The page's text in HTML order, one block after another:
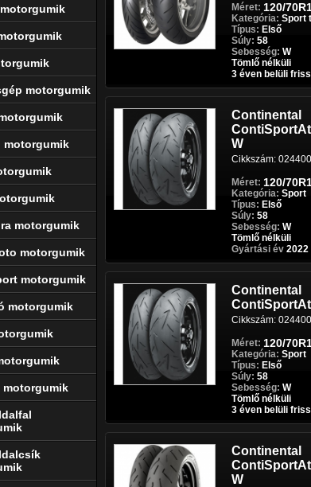
Méret: 120/
Kategória: Sport
Típus: Első
Súly: 58
Sebesség: W
Tömlő nélküli
3 éven belüli
Continental
W
Cikkszám:
Méret: 120/
Kategória: Sport
Típus: Első
Súly: 58
Sebesség: W
Tömlő nélküli
Gyártási év 2022
Continental
Cikkszám:
Méret: 120/
Kategória: Sport
Típus: Első
Súly: 58
Sebesség: W
Tömlő nélküli
3 éven belüli
Continental
W
motorgumik
motorgumik
motorgumik
motorgumik
motorgumik
motorgumik
motorgumik